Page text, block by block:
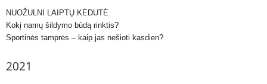
NUOŽULNI LAIPTŲ KĖDUTĖ
Kokį namų šildymo būdą rinktis?
Sportinės tamprės – kaip jas nešioti kasdien?
2021